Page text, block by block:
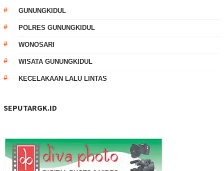
GUNUNGKIDUL
POLRES GUNUNGKIDUL
WONOSARI
WISATA GUNUNGKIDUL
KECELAKAAN LALU LINTAS
SEPUTARGK.ID